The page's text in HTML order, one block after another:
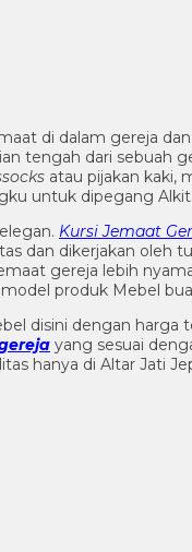
di dalam gereja
tengah dari sebuah
atau pijakan kaki,
untuk dipegang
Kursi Jemaat
dan dikerjakan oleh
gereja lebih
produk Mebel
disini dengan harga
yang sesuai
hanya di Altar Jati